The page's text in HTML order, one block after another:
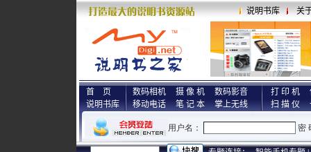
说明书库 关
首 页
说明书库
数码相机 摄 像 机
数码影音
移动电话
笔 记 本 掌上无线
打 印 机
扫 描 仪